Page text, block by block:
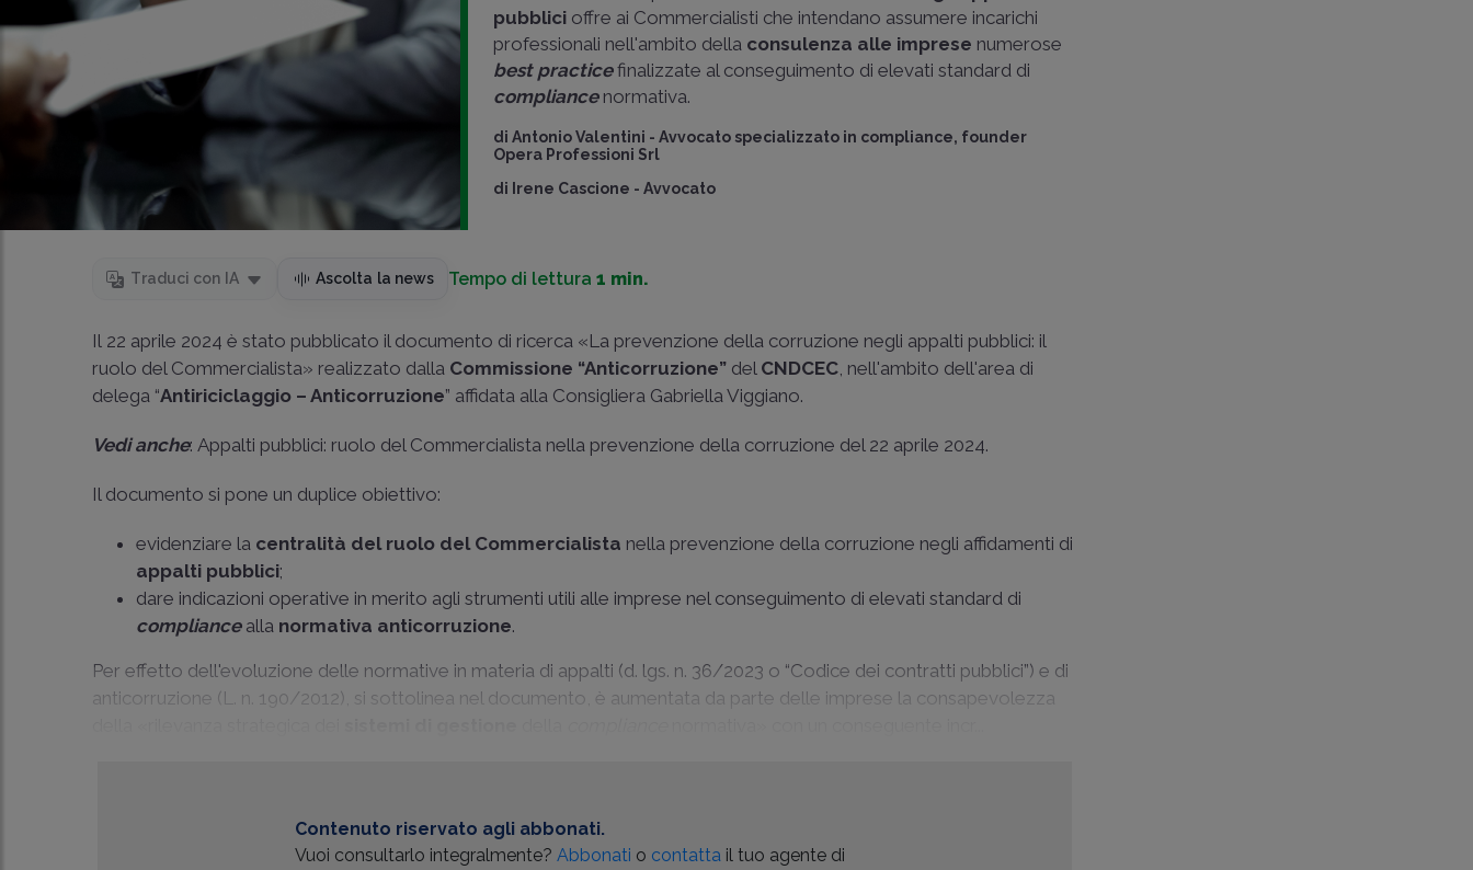
pubblici offre ai Commercialisti che intendano assumere incarichi
professionali nell'ambito della consulenza alle imprese numerose
best practicefinalizzate al conseguimento di elevati standard di
compliancenormativa.
diAntonio Valentini -Avvocato specializzato in compliance, founder
Opera Professioni Srl
di Irene Cascione -Avvocato
Traduci con IA Ascolta la news Tempo di lettura1 min.
Il 22 aprile 2024 è stato pubblicato il documento di ricerca «La prevenzione della corruzione negli appalti pubblici: il
ruolo del Commercialista» realizzato dalla Commissione “Anticorruzione” del CNDCEC, nell'ambito dell'area di
delega “Antiriciclaggio – Anticorruzione” affidata alla Consigliera Gabriella Viggiano.
Vedi anche:Appalti pubblici: ruolo del Commercialista nella prevenzione della corruzione del 22 aprile 2024.
Il documento si pone un duplice obiettivo:
evidenziare la centralità del ruolo del Commercialista nella prevenzione della corruzione negli affidamenti di
appalti pubblici;
dare indicazioni operative in merito agli strumenti utili alle imprese nel conseguimento di elevati standard di
compliancealla normativa anticorruzione.
Per effetto dell'evoluzione delle normative in materia di appalti (d. lgs. n. 36/2023 o “Codice dei contratti pubblici”) e di
anticorruzione (L. n. 190/2012), si sottolinea nel documento, è aumentata da parte delle imprese la consapevolezza
Contenuto riservato agli abbonati.
Vuoi consultarlo integralmente?Abbonati o contatta il tuo agente di